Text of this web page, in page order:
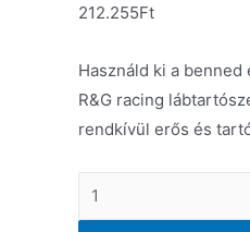
212.255Ft
Használd ki a
R&G racing
rendkívül erős és
Állítható
lábtartószett